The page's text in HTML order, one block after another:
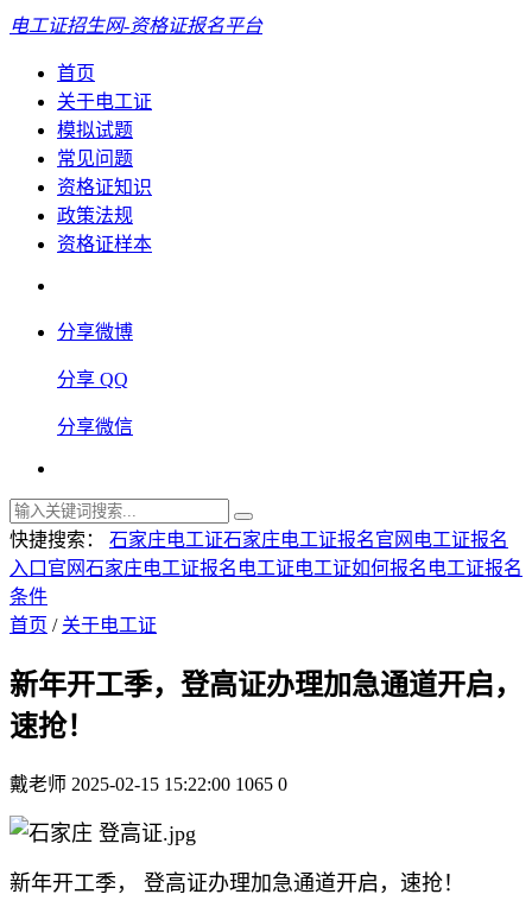
电工证招生网-资格证报名平台
首页
关于电工证
模拟试题
常见问题
资格证知识
政策法规
资格证样本
分享微博
分享 QQ
分享微信
快捷搜索： 石家庄电工证石家庄电工证报名官网 电工证报名
入口官网石家庄电工证报名 电工证电工证如何报名 电工证报名
条件
首页 / 关于电工证
新年开工季，登高证办理加急通道开启，
速抢！
戴老师 2025-02-15 15:22:00 1065 0
新年开工季， 登高证办理加急通道开启，速抢！